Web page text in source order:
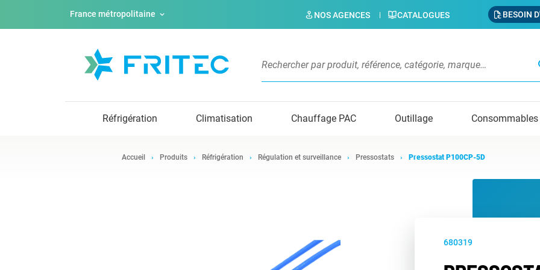
France métropolitaine NOS AGENCES CATALOGUES BESOIN
Réfrigération Climatisation Chauffage PAC Outillage Consommables
Accueil Produits Réfrigération Régulation et surveillance Pressostats Pressostat P100CP-5D
680319